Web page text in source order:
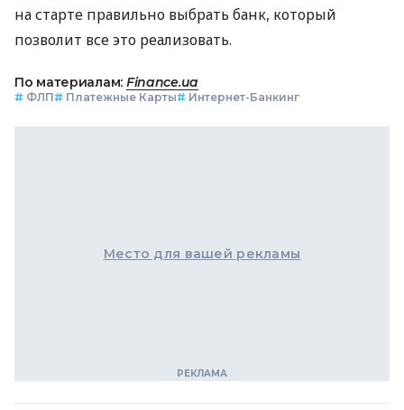
на старте правильно выбрать банк, который
позволит все это реализовать.
По материалам: Finance.ua
# ФЛП# Платежные Карты# Интернет-Банкинг
Место для вашей рекламы